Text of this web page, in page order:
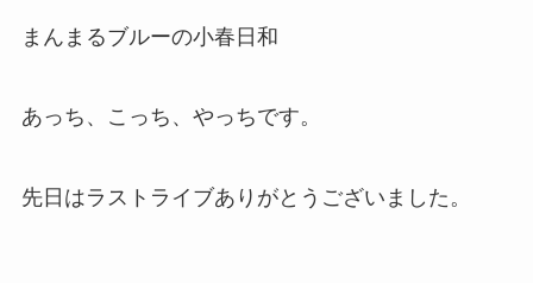
まんまるブルーの小春日和
あっち、こっち、やっちです。
先日はラストライブありがとうございました。